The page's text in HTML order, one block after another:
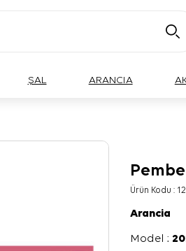
ŞAL ARANCIA
Ürün Kodu :
Arancia
Model :